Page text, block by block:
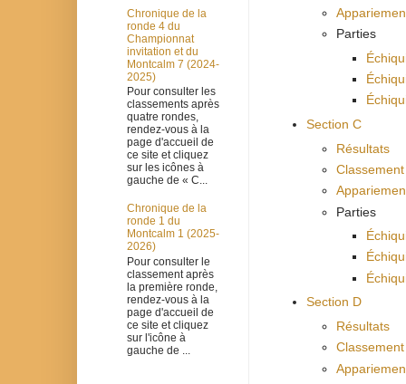
Parties
Section C
Résultats
Classement
Parties
Section D
Résultats
Classement
Chronique de la
ronde 4 du
Championnat
invitation et du
Montcalm 7 (2024-
2025)
Pour consulter les
classements après
quatre rondes,
rendez-vous à la
page d'accueil de
ce site et cliquez
sur les icônes à
gauche de « C...
Chronique de la
ronde 1 du
Montcalm 1 (2025-
2026)
Pour consulter le
classement après
la première ronde,
rendez-vous à la
page d'accueil de
ce site et cliquez
sur l'icône à
gauche de ...